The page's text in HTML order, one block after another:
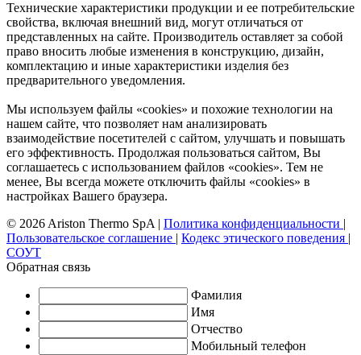
Технические характеристики продукции и ее потребительские
свойства, включая внешний вид, могут отличаться от
представленных на сайте. Производитель оставляет за собой
право вносить любые изменения в конструкцию, дизайн,
комплектацию и иные характеристики изделия без
предварительного уведомления.
Мы используем файлы «cookies» и похожие технологии на
нашем сайте, что позволяет нам анализировать
взаимодействие посетителей с сайтом, улучшать и повышать
его эффективность. Продолжая пользоваться сайтом, Вы
соглашаетесь с использованием файлов «cookies». Тем не
менее, Вы всегда можете отключить файлы «cookies» в
настройках Вашего браузера.
© 2026 Ariston Thermo SpA | Политика конфиденциальности |
Пользовательское соглашение | Кодекс этического поведения |
СОУТ
Обратная связь
Фамилия
Имя
Отчество
Мобильный телефон